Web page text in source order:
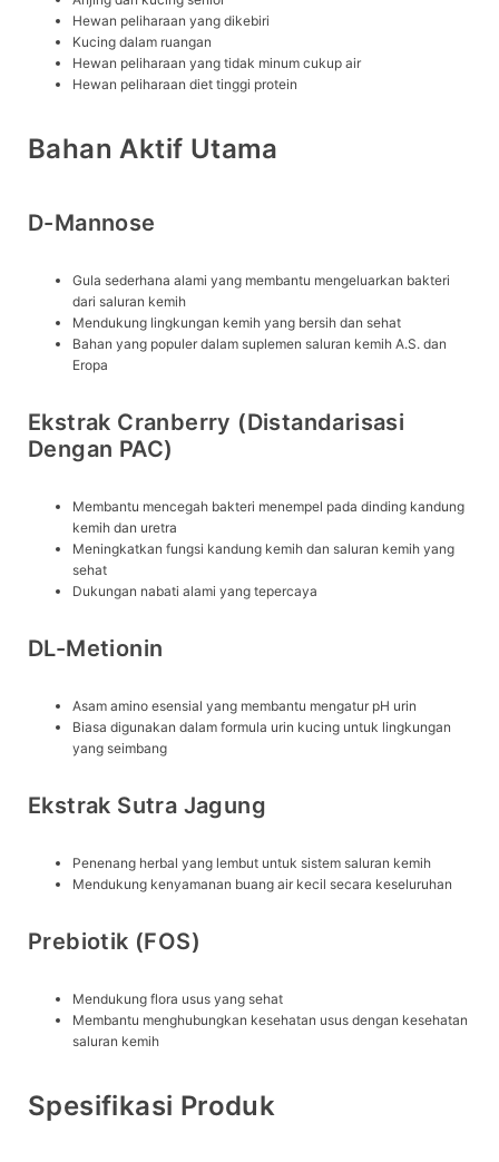
Hewan peliharaan yang dikebiri
Kucing dalam ruangan
Hewan peliharaan yang tidak minum cukup air
Hewan peliharaan diet tinggi protein
Bahan Aktif Utama
D-Mannose
Gula sederhana alami yang membantu mengeluarkan bakteri
dari saluran kemih
Mendukung lingkungan kemih yang bersih dan sehat
Bahan yang populer dalam suplemen saluran kemih A.S. dan
Eropa
Ekstrak Cranberry (distandarisasi
Dengan PAC)
Membantu mencegah bakteri menempel pada dinding kandung
kemih dan uretra
Meningkatkan fungsi kandung kemih dan saluran kemih yang
sehat
Dukungan nabati alami yang tepercaya
DL-Metionin
Asam amino esensial yang membantu mengatur pH urin
Biasa digunakan dalam formula urin kucing untuk lingkungan
yang seimbang
Ekstrak Sutra Jagung
Penenang herbal yang lembut untuk sistem saluran kemih
Mendukung kenyamanan buang air kecil secara keseluruhan
Prebiotik (FOS)
Mendukung flora usus yang sehat
Membantu menghubungkan kesehatan usus dengan kesehatan
saluran kemih
Spesifikasi Produk